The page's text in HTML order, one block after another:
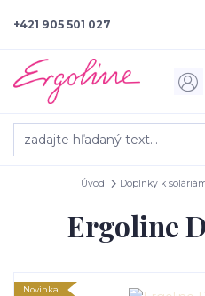
+421 905 501 027
Úvod Doplnky k
Ergoline
Novinka